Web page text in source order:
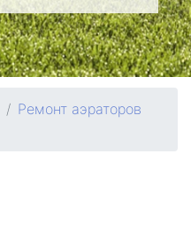
Ремонт аэраторов